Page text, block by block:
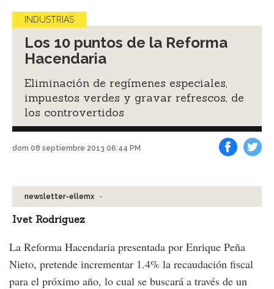
INDUSTRIAS
Los 10 puntos de la Reforma
Hacendaria
Eliminación de regímenes especiales,
impuestos verdes y gravar refrescos, de
los controvertidos
dom 08 septiembre 2013 06:44 PM
newsletter-ellemx -
Ivet Rodriguez
La Reforma Hacendaria presentada por Enrique Peña
Nieto, pretende incrementar 1.4% la recaudación fiscal
para el próximo año, lo cual se buscará a través de un